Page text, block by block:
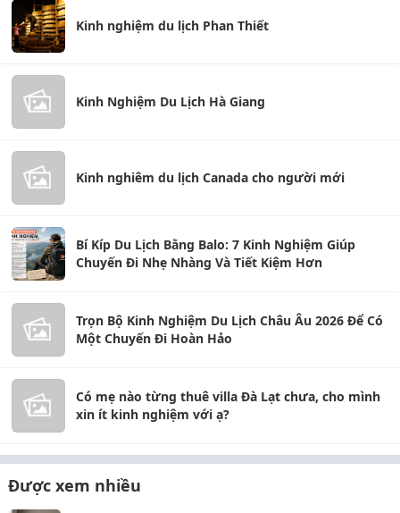
Kinh nghiệm du lịch Phan Thiết
Kinh Nghiệm Du Lịch Hà Giang
Kinh nghiêm du lịch Canada cho người mới
Bí Kíp Du Lịch Bằng Balo: 7 Kinh Nghiệm Giúp
Chuyến Đi Nhẹ Nhàng Và Tiết Kiệm Hơn
Trọn Bộ Kinh Nghiệm Du Lịch Châu Âu 2026 Để Có
Một Chuyến Đi Hoàn Hảo
Có mẹ nào từng thuê villa Đà Lạt chưa, cho mình
xin ít kinh nghiệm với ạ?
Được xem nhiều